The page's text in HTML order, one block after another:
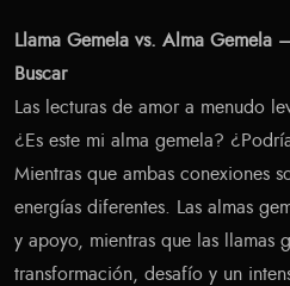
Llama Gemela vs. Alma Gemela
Buscar
Las lecturas de amor a menudo
¿Es este mi alma gemela?
Mientras que ambas conexiones
energías diferentes. Las almas
y apoyo, mientras que las llamas
transformación, desafío y un